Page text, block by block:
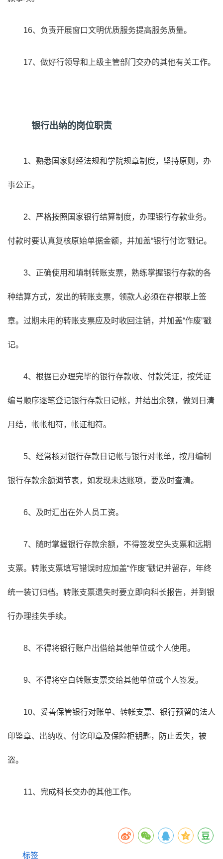
16、负责开展窗口文明优质服务提高服务质量。
17、做好行领导和上级主管部门交办的其他有关工作。
银行出纳的岗位职责
1、熟悉国家财经法规和学院规章制度，坚持原则，办
事公正。
2、严格按照国家银行结算制度，办理银行存款业务。
付款时要认真复核原始单据金额，并加盖“银行付讫”戳记。
3、正确使用和填制转账支票，熟练掌握银行存款的各
种结算方式，发出的转账支票，领款人必须在存根联上签
章。过期未用的转账支票应及时收回注销，并加盖“作废”戳
记。
4、根据已办理完毕的银行存款收、付款凭证，按凭证
编号顺序逐笔登记银行存款日记帐，并结出余额，做到日清
月结，帐帐相符，帐证相符。
5、经常核对银行存款日记帐与银行对帐单，按月编制
银行存款余额调节表，如发现未达账项，要及时查清。
6、及时汇出在外人员工资。
7、随时掌握银行存款余额，不得签发空头支票和远期
支票。转账支票填写错误时应加盖“作废”戳记并留存，年终
统一装订归档。转账支票遗失时要立即向科长报告，并到银
行办理挂失手续。
8、不得将银行账户出借给其他单位或个人使用。
9、不得将空白转账支票交给其他单位或个人签发。
10、妥善保管银行对账单、转帐支票、银行预留的法人
印鉴章、出纳收、付讫印章及保险柜钥匙，防止丢失，被
盗。
11、完成科长交办的其他工作。
标签